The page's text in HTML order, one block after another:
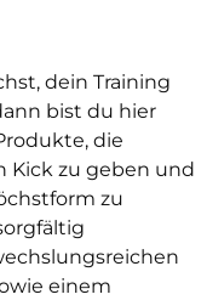
dein Training
bist du hier
die
Kick zu geben und
zu
einem